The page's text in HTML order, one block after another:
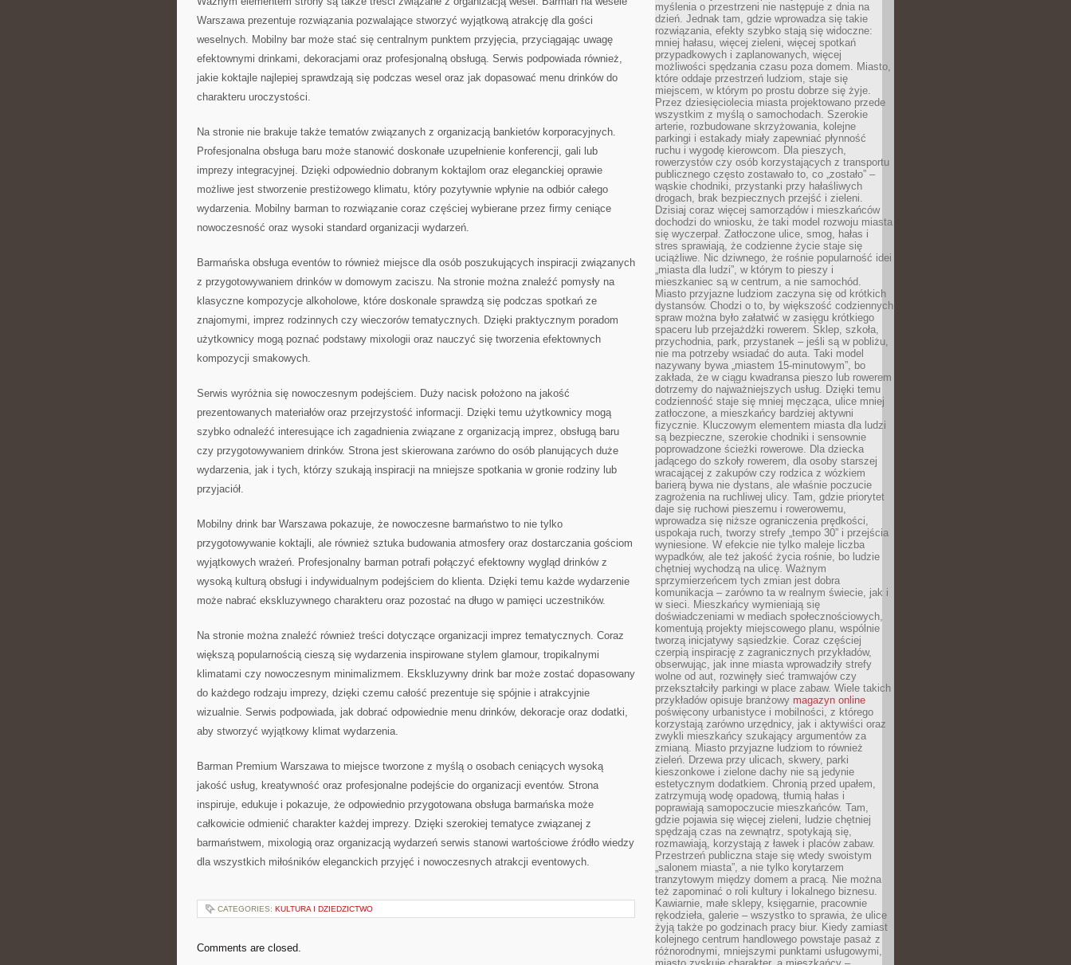
Warszawa prezentuje rozwiązania pozwalające stworzyć wyjątkową atrakcję dla gości
weselnych. Mobilny bar może stać się centralnym punktem przyjęcia, przyciągając uwagę
efektownymi drinkami, dekoracjami oraz profesjonalną obsługą. Serwis podpowiada również,
jakie koktajle najlepiej sprawdzają się podczas wesel oraz jak dopasować menu drinków do
charakteru uroczystości.
Na stronie nie brakuje także tematów związanych z organizacją bankietów korporacyjnych.
Profesjonalna obsługa baru może stanowić doskonałe uzupełnienie konferencji, gali lub
imprezy integracyjnej. Dzięki odpowiednio dobranym koktajlom oraz eleganckiej oprawie
możliwe jest stworzenie prestiżowego klimatu, który pozytywnie wpłynie na odbiór całego
wydarzenia. Mobilny barman to rozwiązanie coraz częściej wybierane przez firmy ceniące
nowoczesność oraz wysoki standard organizacji wydarzeń.
Barmańska obsługa eventów to również miejsce dla osób poszukujących inspiracji związanych
z przygotowywaniem drinków w domowym zaciszu. Na stronie można znaleźć pomysły na
klasyczne kompozycje alkoholowe, które doskonale sprawdzą się podczas spotkań ze
znajomymi, imprez rodzinnych czy wieczorów tematycznych. Dzięki praktycznym poradom
użytkownicy mogą poznać podstawy mixologii oraz nauczyć się tworzenia efektownych
kompozycji smakowych.
Serwis wyróżnia się nowoczesnym podejściem. Duży nacisk położono na jakość
prezentowanych materiałów oraz przejrzystość informacji. Dzięki temu użytkownicy mogą
szybko odnaleźć interesujące ich zagadnienia związane z organizacją imprez, obsługą baru
czy przygotowywaniem drinków. Strona jest skierowana zarówno do osób planujących duże
wydarzenia, jak i tych, którzy szukają inspiracji na mniejsze spotkania w gronie rodziny lub
przyjaciół.
Mobilny drink bar Warszawa pokazuje, że nowoczesne barmaństwo to nie tylko
przygotowywanie koktajli, ale również sztuka budowania atmosfery oraz dostarczania gościom
wyjątkowych wrażeń. Profesjonalny barman potrafi połączyć efektowny wygląd drinków z
wysoką kulturą obsługi i indywidualnym podejściem do klienta. Dzięki temu każde wydarzenie
może nabrać ekskluzywnego charakteru oraz pozostać na długo w pamięci uczestników.
Na stronie można znaleźć również treści dotyczące organizacji imprez tematycznych. Coraz
większą popularnością cieszą się wydarzenia inspirowane stylem glamour, tropikalnymi
klimatami czy nowoczesnym minimalizmem. Ekskluzywny drink bar może zostać dopasowany
do każdego rodzaju imprezy, dzięki czemu całość prezentuje się spójnie i atrakcyjnie
wizualnie. Serwis podpowiada, jak dobrać odpowiednie menu drinków, dekoracje oraz dodatki,
aby stworzyć wyjątkowy klimat wydarzenia.
Barman Premium Warszawa to miejsce tworzone z myślą o osobach ceniących wysoką
jakość usług, kreatywność oraz profesjonalne podejście do organizacji eventów. Strona
inspiruje, edukuje i pokazuje, że odpowiednio przygotowana obsługa barmańska może
całkowicie odmienić charakter każdej imprezy. Dzięki szerokiej tematyce związanej z
barmaństwem, mixologią oraz organizacją wydarzeń serwis stanowi wartościowe źródło wiedzy
dla wszystkich miłośników eleganckich przyjęć i nowoczesnych atrakcji eventowych.
CATEGORIES: KULTURA I DZIEDZICTWO
Comments are closed.
myślenia o przestrzeni nie następuje z dnia na
dzień. Jednak tam, gdzie wprowadza się takie
rozwiązania, efekty szybko stają się widoczne:
mniej hałasu, więcej zieleni, więcej spotkań
przypadkowych i zaplanowanych, więcej
możliwości spędzania czasu poza domem. Miasto,
które oddaje przestrzeń ludziom, staje się
miejscem, w którym po prostu dobrze się żyje.
Przez dziesięciolecia miasta projektowano przede
wszystkim z myślą o samochodach. Szerokie
arterie, rozbudowane skrzyżowania, kolejne
parkingi i estakady miały zapewniać płynność
ruchu i wygodę kierowcom. Dla pieszych,
rowerzystów czy osób korzystających z transportu
publicznego często zostawało to, co „zostało” –
wąskie chodniki, przystanki przy hałaśliwych
drogach, brak bezpiecznych przejść i zieleni.
Dzisiaj coraz więcej samorządów i mieszkańców
dochodzi do wniosku, że taki model rozwoju miasta
się wyczerpał. Zatłoczone ulice, smog, hałas i
stres sprawiają, że codzienne życie staje się
uciążliwe. Nic dziwnego, że rośnie popularność idei
„miasta dla ludzi”, w którym to pieszy i
mieszkaniec są w centrum, a nie samochód.
Miasto przyjazne ludziom zaczyna się od krótkich
dystansów. Chodzi o to, by większość codziennych
spraw można było załatwić w zasięgu krótkiego
spaceru lub przejażdżki rowerem. Sklep, szkoła,
przychodnia, park, przystanek – jeśli są w pobliżu,
nie ma potrzeby wsiadać do auta. Taki model
nazywany bywa „miastem 15-minutowym”, bo
zakłada, że w ciągu kwadransa pieszo lub rowerem
dotrzemy do najważniejszych usług. Dzięki temu
codzienność staje się mniej męcząca, ulice mniej
zatłoczone, a mieszkańcy bardziej aktywni
fizycznie. Kluczowym elementem miasta dla ludzi
są bezpieczne, szerokie chodniki i sensownie
poprowadzone ścieżki rowerowe. Dla dziecka
jadącego do szkoły rowerem, dla osoby starszej
wracającej z zakupów czy rodzica z wózkiem
barierą bywa nie dystans, ale właśnie poczucie
zagrożenia na ruchliwej ulicy. Tam, gdzie priorytet
daje się ruchowi pieszemu i rowerowemu,
wprowadza się niższe ograniczenia prędkości,
uspokaja ruch, tworzy strefy „tempo 30” i przejścia
wyniesione. W efekcie nie tylko maleje liczba
wypadków, ale też jakość życia rośnie, bo ludzie
chętniej wychodzą na ulicę. Ważnym
sprzymierzeńcem tych zmian jest dobra
komunikacja – zarówno ta w realnym świecie, jak i
w sieci. Mieszkańcy wymieniają się
doświadczeniami w mediach społecznościowych,
komentują projekty miejscowego planu, wspólnie
tworzą inicjatywy sąsiedzkie. Coraz częściej
czerpią inspirację z zagranicznych przykładów,
obserwując, jak inne miasta wprowadziły strefy
wolne od aut, rozwinęły sieć tramwajów czy
przekształciły parkingi w place zabaw. Wiele takich
przykładów opisuje branżowy magazyn online
poświęcony urbanistyce i mobilności, z którego
korzystają zarówno urzędnicy, jak i aktywiści oraz
zwykli mieszkańcy szukający argumentów za
zmianą. Miasto przyjazne ludziom to również
zieleń. Drzewa przy ulicach, skwery, parki
kieszonkowe i zielone dachy nie są jedynie
estetycznym dodatkiem. Chronią przed upałem,
zatrzymują wodę opadową, tłumią hałas i
poprawiają samopoczucie mieszkańców. Tam,
gdzie pojawia się więcej zieleni, ludzie chętniej
spędzają czas na zewnątrz, spotykają się,
rozmawiają, korzystają z ławek i placów zabaw.
Przestrzeń publiczna staje się wtedy swoistym
„salonem miasta”, a nie tylko korytarzem
tranzytowym między domem a pracą. Nie można
też zapominać o roli kultury i lokalnego biznesu.
Kawiarnie, małe sklepy, księgarnie, pracownie
rękodzieła, galerie – wszystko to sprawia, że ulice
żyją także po godzinach pracy biur. Kiedy zamiast
kolejnego centrum handlowego powstaje pasaż z
różnorodnymi, mniejszymi punktami usługowymi,